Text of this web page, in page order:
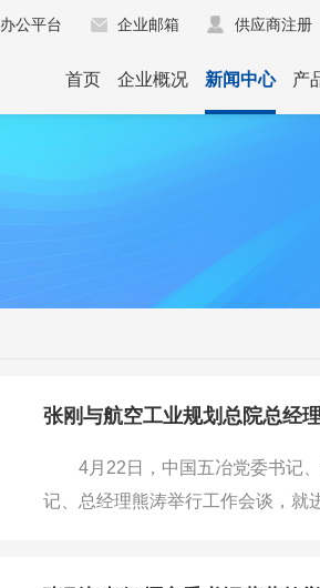
办公平台 企业邮箱 供应商注册
首页 企业概况 新闻中心 产
张刚与航空工业规划总院总经
4月22日，中国五冶党委书记、
记、总经理熊涛举行工作会谈，就